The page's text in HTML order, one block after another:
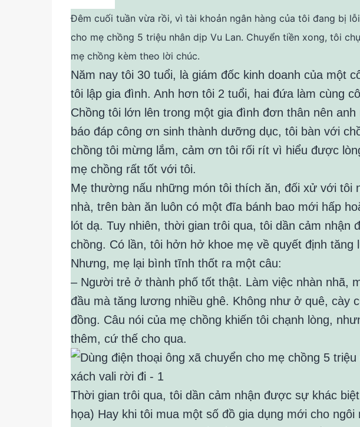
Đêm cuối tuần vừa rồi, vì tài khoản ngân hàng của tôi đang bị
cho mẹ chồng 5 triệu nhân dịp Vu Lan. Chuyển tiền xong, tôi
mẹ chồng kèm theo lời chúc.
Năm nay tôi 30 tuổi, là giám đốc kinh doanh của một
tôi lập gia đình. Anh hơn tôi 2 tuổi, hai đứa làm cùng
Chồng tôi lớn lên trong một gia đình đơn thân nên
báo đáp công ơn sinh thành dưỡng dục, tôi bàn với
chồng tôi mừng lắm, cảm ơn tôi rối rít vì hiểu được
mẹ chồng rất tốt với tôi.
Mẹ thường nấu những món tôi thích ăn, đối xử với tôi
nhà, trên bàn ăn luôn có một đĩa bánh bao mới hấp
lót dạ. Tuy nhiên, thời gian trôi qua, tôi dần cảm
chồng. Có lần, tôi hởn hở khoe mẹ về quyết định
Nhưng, mẹ lại bình tĩnh thốt ra một câu:
– Người trẻ ở thành phố tốt thật. Làm việc nhàn nhã,
đầu mà tăng lương nhiều ghê. Không như ở quê, cày
đồng. Câu nói của mẹ chồng khiến tôi chạnh lòng,
thêm, cứ thế cho qua.
Thời gian trôi qua, tôi dần cảm nhận được sự khác
họa) Hay khi tôi mua một số đồ gia dụng mới cho